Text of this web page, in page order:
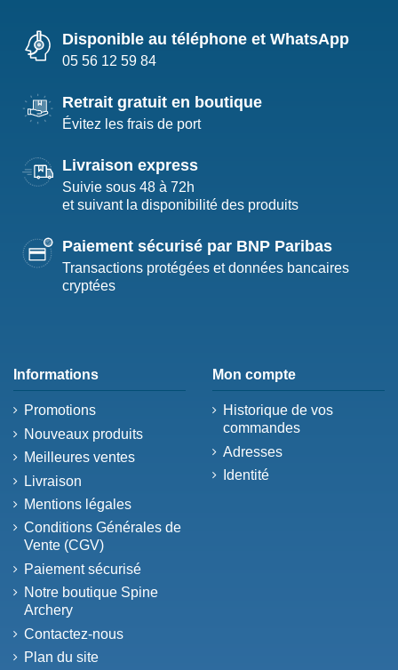
Disponible au téléphone et WhatsApp
05 56 12 59 84
Retrait gratuit en boutique
Évitez les frais de port
Livraison express
Suivie sous 48 à 72h
et suivant la disponibilité des produits
Paiement sécurisé par BNP Paribas
Transactions protégées et données bancaires
cryptées
Informations
Promotions
Nouveaux produits
Meilleures ventes
Livraison
Mentions légales
Conditions Générales de
Vente (CGV)
Paiement sécurisé
Notre boutique Spine
Archery
Contactez-nous
Plan du site
Mon compte
Historique de vos
commandes
Adresses
Identité